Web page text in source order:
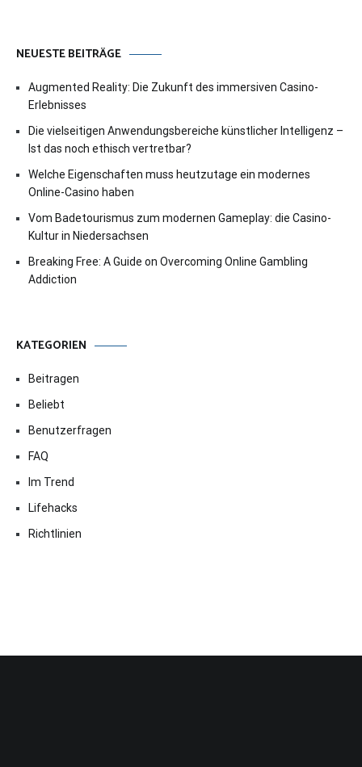
NEUESTE BEITRÄGE
Augmented Reality: Die Zukunft des immersiven Casino-
Erlebnisses
Die vielseitigen Anwendungsbereiche künstlicher Intelligenz –
Ist das noch ethisch vertretbar?
Welche Eigenschaften muss heutzutage ein modernes
Online-Casino haben
Vom Badetourismus zum modernen Gameplay: die Casino-
Kultur in Niedersachsen
Breaking Free: A Guide on Overcoming Online Gambling
Addiction
KATEGORIEN
Beitragen
Beliebt
Benutzerfragen
FAQ
Im Trend
Lifehacks
Richtlinien